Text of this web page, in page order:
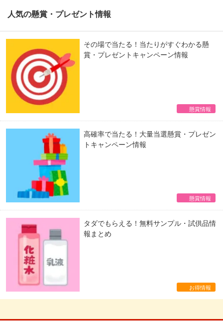
人気の懸賞・プレゼント情報
その場で当たる！当たりがすぐわかる懸
賞・プレゼントキャンペーン情報
懸賞情報
高確率で当たる！大量当選懸賞・プレゼン
トキャンペーン情報
懸賞情報
タダでもらえる！無料サンプル・試供品情
報まとめ
お得情報